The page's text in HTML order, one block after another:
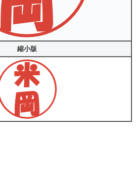
縮小版